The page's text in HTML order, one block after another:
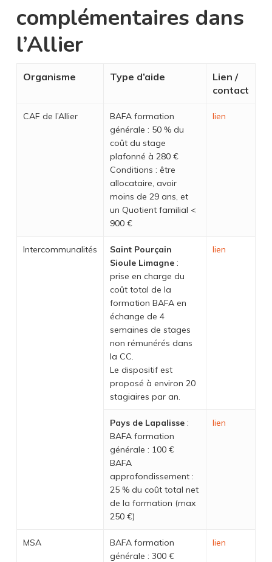
complémentaires dans
l’Allier
Organisme Type d’aide
Lien /
contact
CAF de l’Allier
BAFA formation
générale : 50 % du
coût du stage
plafonné à 280 €
Conditions : être
allocataire, avoir
moins de 29 ans, et
un Quotient familial <
900 €
lien
Intercommunalités
Saint Pourçain
Sioule Limagne:
prise en charge du
coût total de la
formation BAFA en
échange de 4
semaines de stages
non rémunérés dans
la CC.
Le dispositif est
proposé à environ 20
stagiaires par an.
lien
Pays de Lapalisse:
BAFA formation
générale : 100 €
BAFA
approfondissement :
25 % du coût total net
de la formation (max
250 €)
lien
MSA
BAFA formation
générale : 300 €
lien